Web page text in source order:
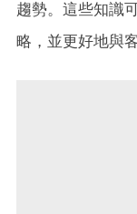
趨勢。這些知識
略，並更好地與